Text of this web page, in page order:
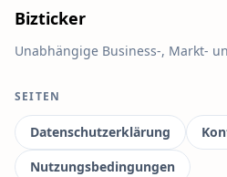
Bizticker
Unabhängige Business-, Markt-
SEITEN
Datenschutzerklärung
Nutzungsbedingungen